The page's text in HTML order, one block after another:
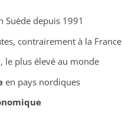
Suède depuis 1991
contrairement à la France
le plus élevé au monde
en pays nordiques